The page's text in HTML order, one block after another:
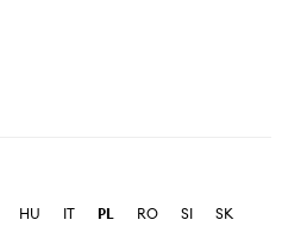
HU IT PL RO SI
SK